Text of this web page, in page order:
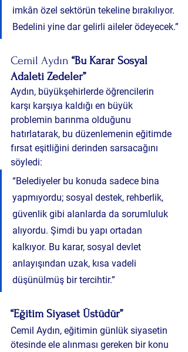
imkân özel sektörün tekeline bırakılıyor.
Bedelini yine dar gelirli aileler ödeyecek.”
Cemil Aydın “Bu Karar Sosyal
Adaleti Zedeler”
Aydın, büyükşehirlerde öğrencilerin
karşı karşıya kaldığı en büyük
problemin barınma olduğunu
hatırlatarak, bu düzenlemenin eğitimde
fırsat eşitliğini derinden sarsacağını
söyledi:
“Belediyeler bu konuda sadece bina
yapmıyordu; sosyal destek, rehberlik,
güvenlik gibi alanlarda da sorumluluk
alıyordu. Şimdi bu yapı ortadan
kalkıyor. Bu karar, sosyal devlet
anlayışından uzak, kısa vadeli
düşünülmüş bir tercihtir.”
“Eğitim Siyaset Üstüdür”
Cemil Aydın, eğitimin günlük siyasetin
ötesinde ele alınması gereken bir konu